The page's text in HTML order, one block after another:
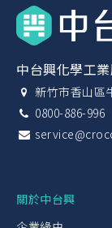
中台興化學工
新竹市香山區
0800-886-996
關於中台興